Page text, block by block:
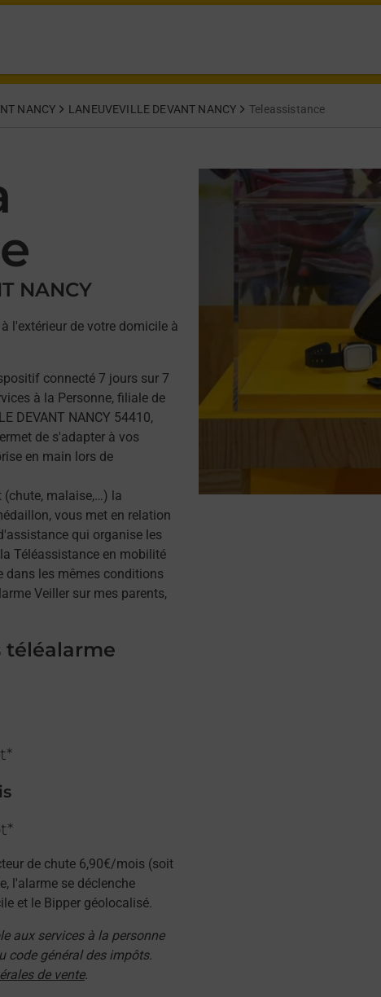
NANCY LANEUVEVILLE DEVANT NANCY Teleassistance
NANCY
l'extérieur de votre domicile à
connecté 7 jours sur 7
à la Personne, filiale de
DEVANT NANCY 54410,
de s'adapter à vos
en main lors de
(chute, malaise,…) la
vous met en relation
qui organise les
Téléassistance en mobilité
dans les mêmes conditions
Veiller sur mes parents,
téléalarme
de chute 6,90€/mois (soit
l'alarme se déclenche
et le Bipper géolocalisé.
aux services à la personne
code général des impôts.
de vente.